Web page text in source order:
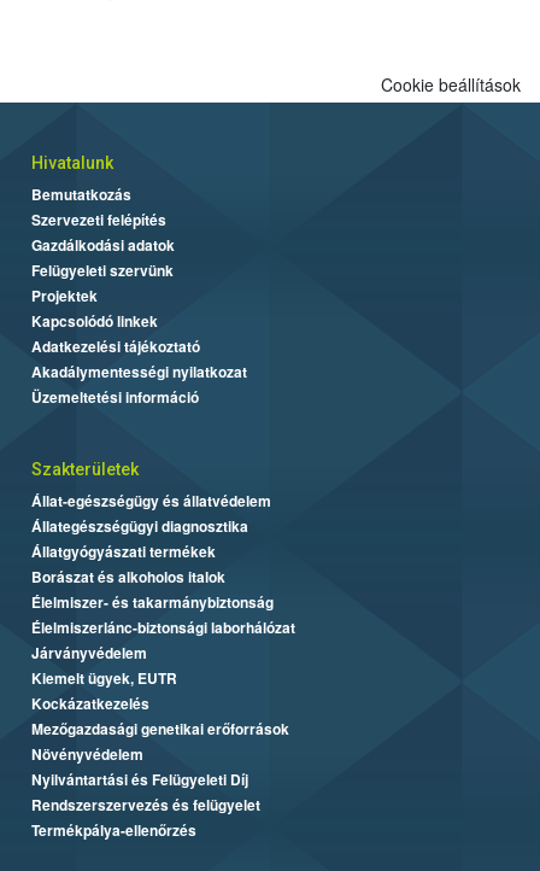
Cookie beállítások
Hivatalunk
Bemutatkozás
Szervezeti felépítés
Gazdálkodási adatok
Felügyeleti szervünk
Projektek
Kapcsolódó linkek
Adatkezelési tájékoztató
Akadálymentességi nyilatkozat
Üzemeltetési információ
Szakterületek
Állat-egészségügy és állatvédelem
Állategészségügyi diagnosztika
Állatgyógyászati termékek
Borászat és alkoholos italok
Élelmiszer- és takarmánybiztonság
Élelmiszerlánc-biztonsági laborhálózat
Járványvédelem
Kiemelt ügyek, EUTR
Kockázatkezelés
Mezőgazdasági genetikai erőforrások
Növényvédelem
Nyilvántartási és Felügyeleti Díj
Rendszerszervezés és felügyelet
Termékpálya-ellenőrzés